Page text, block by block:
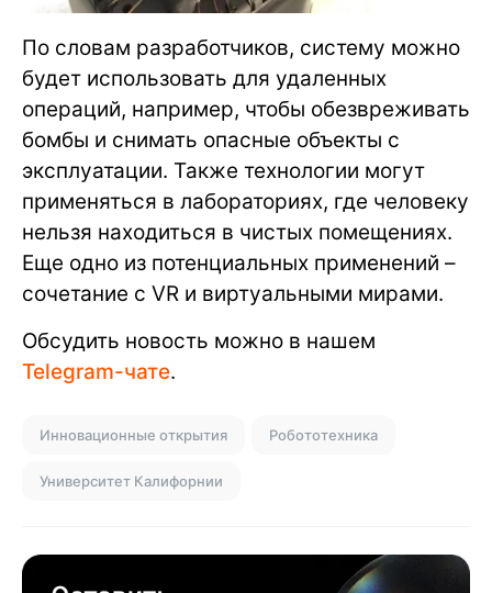
По словам разработчиков, систему можно
будет использовать для удаленных
операций, например, чтобы обезвреживать
бомбы и снимать опасные объекты с
эксплуатации. Также технологии могут
применяться в лабораториях, где человеку
нельзя находиться в чистых помещениях.
Еще одно из потенциальных применений –
сочетание с VR и виртуальными мирами.
Обсудить новость можно в нашем
Telegram-чате.
Инновационные открытия Робототехника
Университет Калифорнии